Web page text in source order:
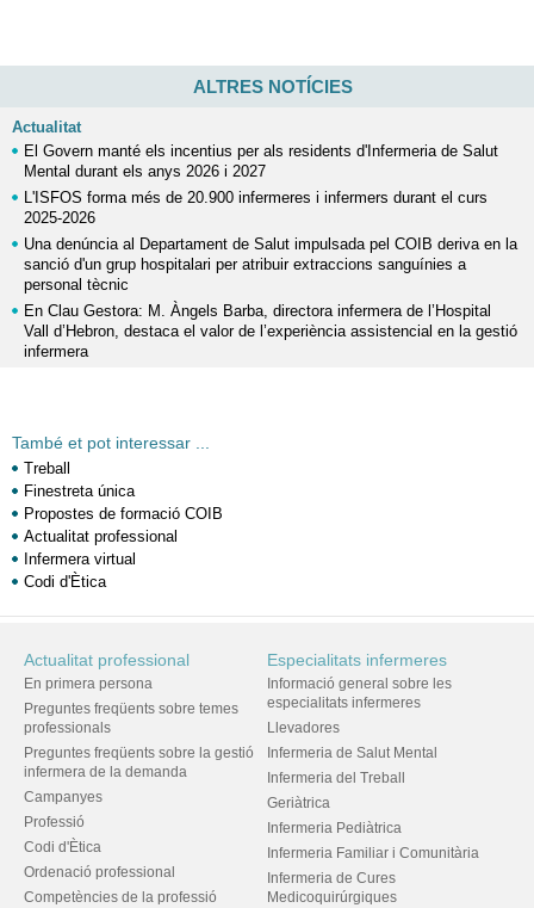
ALTRES NOTÍCIES
Actualitat
El Govern manté els incentius per als residents d'Infermeria de Salut
Mental durant els anys 2026 i 2027
L'ISFOS forma més de 20.900 infermeres i infermers durant el curs
2025-2026
Una denúncia al Departament de Salut impulsada pel COIB deriva en la
sanció d'un grup hospitalari per atribuir extraccions sanguínies a
personal tècnic
En Clau Gestora: M. Àngels Barba, directora infermera de l’Hospital
Vall d’Hebron, destaca el valor de l’experiència assistencial en la gestió
infermera
També et pot interessar ...
Treball
Finestreta única
Propostes de formació COIB
Actualitat professional
Infermera virtual
Codi d'Ètica
Actualitat professional
En primera persona
Preguntes freqüents sobre temes
professionals
Preguntes freqüents sobre la gestió
infermera de la demanda
Campanyes
Professió
Codi d'Ètica
Ordenació professional
Competències de la professió
Especialitats infermeres
Informació general sobre les
especialitats infermeres
Llevadores
Infermeria de Salut Mental
Infermeria del Treball
Geriàtrica
Infermeria Pediàtrica
Infermeria Familiar i Comunitària
Infermeria de Cures
Medicoquirúrgiques